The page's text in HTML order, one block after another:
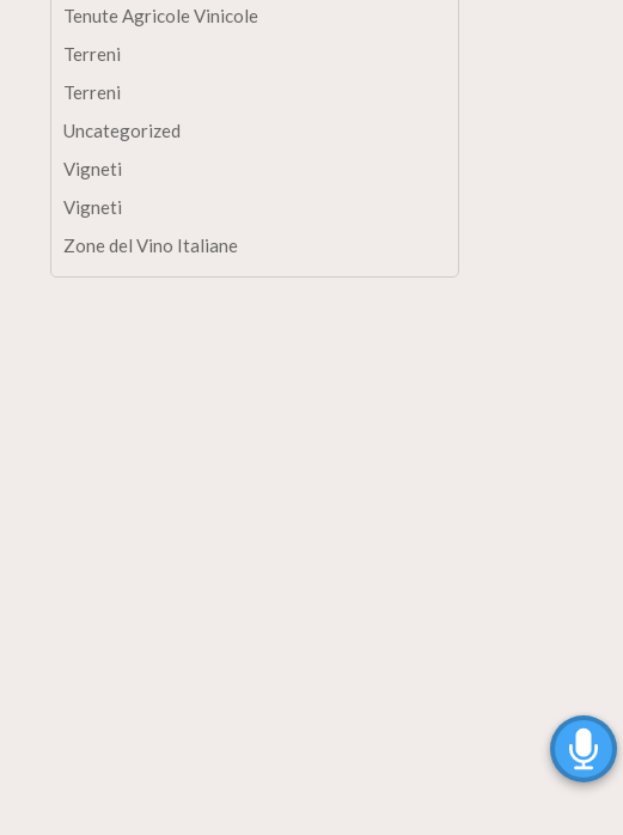
Tenute Agricole Vinicole
Terreni
Terreni
Uncategorized
Vigneti
Vigneti
Zone del Vino Italiane